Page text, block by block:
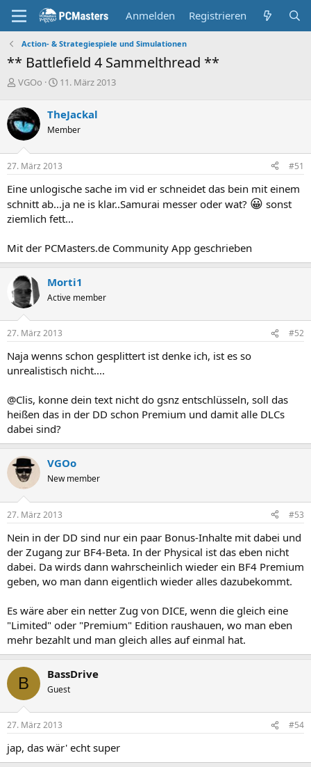
Anmelden Registrieren
Action- & Strategiespiele und Simulationen
** Battlefield 4 Sammelthread **
E
s
t
e
l
l
e
VGOo
E
t
e
l
t
m
11. März 2013
TheJackal
Member
27. März 2013 #51
Eine unlogische sache im vid er schneidet das bein mit einem
schnitt ab...ja ne is klar..Samurai messer oder wat? 😀 sonst
ziemlich fett...
Mit der PCMasters.de Community App geschrieben
Morti1
Active member
27. März 2013 #52
Naja wenns schon gesplittert ist denke ich, ist es so
unrealistisch nicht....
@Clis, konne dein text nicht do gsnz entschlüsseln, soll das
heißen das in der DD schon Premium und damit alle DLCs
dabei sind?
VGOo
New member
27. März 2013 #53
Nein in der DD sind nur ein paar Bonus-Inhalte mit dabei und
der Zugang zur BF4-Beta. In der Physical ist das eben nicht
dabei. Da wirds dann wahrscheinlich wieder ein BF4 Premium
geben, wo man dann eigentlich wieder alles dazubekommt.
Es wäre aber ein netter Zug von DICE, wenn die gleich eine
"Limited" oder "Premium" Edition raushauen, wo man eben
mehr bezahlt und man gleich alles auf einmal hat.
B BassDrive
Guest
27. März 2013 #54
jap, das wär' echt super